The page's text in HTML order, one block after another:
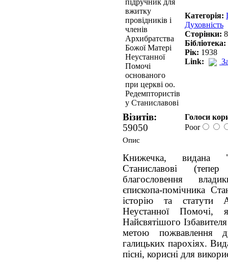
Категорія:
Духовність
Сторінки:
Бібліотека:
Рік: 1938
Link:
Візитів:
59050
Голоси
Poor
Опис
Книжечка, видана
Станиславові
благословення
єпископа-помічника
історію та статути
Неустанної Помочі,
Найсвятішого
метою пожвавлення
галицьких парохіях.
пісні, корисні для